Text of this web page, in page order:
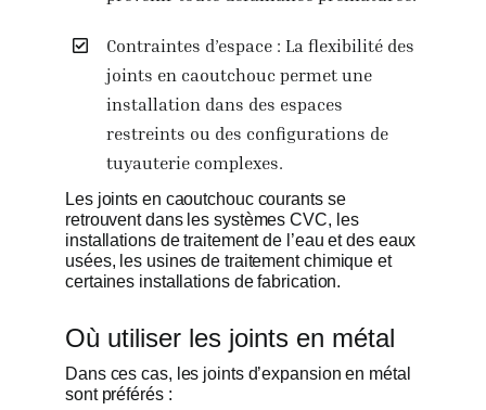
Contraintes d’espace : La flexibilité des
joints en caoutchouc permet une
installation dans des espaces
restreints ou des configurations de
tuyauterie complexes.
Les joints en caoutchouc courants se
retrouvent dans les systèmes CVC, les
installations de traitement de l’eau et des eaux
usées, les usines de traitement chimique et
certaines installations de fabrication.
Où utiliser les joints en métal
Dans ces cas, les joints d’expansion en métal
sont préférés :